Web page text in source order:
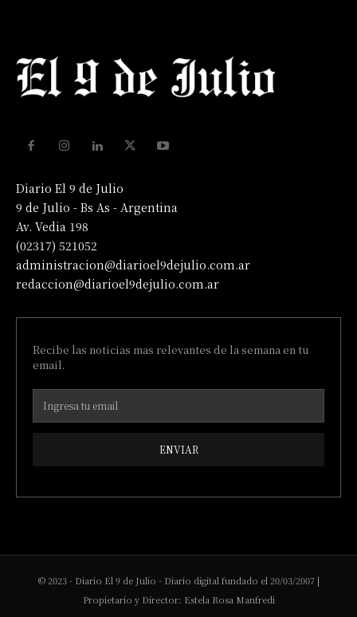
Diario El 9 de Julio
9 de Julio - Bs As - Argentina
Av. Vedia 198
(02317) 521052
administracion@diarioel9dejulio.com.ar
redaccion@diarioel9dejulio.com.ar
Recibe las noticias mas relevantes de la semana en tu
email.
ENVIAR
© 2023 - Diario El 9 de Julio - Diario digital fundado el 20/03/2007 |
Propietario y Director: Estela Rosa Manfredi